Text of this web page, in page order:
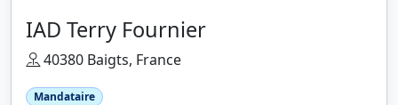
IAD Terry Fournier
40380 Baigts, France
Mandataire